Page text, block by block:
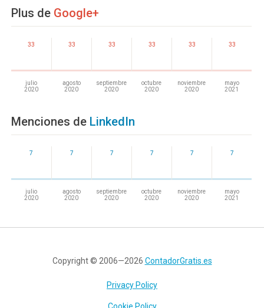
Plus de Google+
33
julio
2020
33
agosto
2020
33
septiembre
2020
33
octubre
2020
33
noviembre
2020
33
mayo
2021
Menciones de LinkedIn
7
julio
2020
7
agosto
2020
7
septiembre
2020
7
octubre
2020
7
noviembre
2020
7
mayo
2021
Copyright © 2006—2026 ContadorGratis.es
Privacy Policy